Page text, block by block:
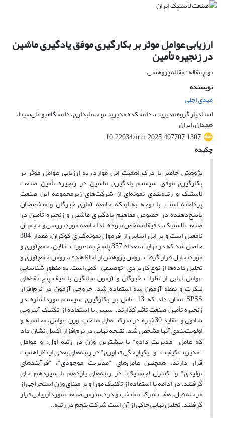
ارزیابی عوامل موثر بر بکارگیری موفق یادگیری ماشین
در زنجیره تأمین
نوع مقاله : مقاله پژوهشی
نویسنده
مهدی اجلی
استادیار گروه مدیریت، دانشکده مدیریت و حسابداری، دانشگاه بوعلی‌سینا،
همدان، ایران
10.22034/irm.2025.497707.1307
چکیده
پژوهش حاضر با درک اهمیت این موارد، به ارزیابی عوامل موثر بر
بکارگیری موفق سیستم یادگیری ماشین در زنجیره تأمین صنعت
لاستیک و رتبه‌بندی نمونه‌ای از شرکت‌های زیرمجموعه این صنعت
پرداخته است. با توجه به اینکه جامعه آماری خبرگان و متخصصان
پاسخ‌دهنده در خصوص مفاهیم یادگیری ماشین و زنجیره تأمین در
صنعت لاستیک، دقیقا مشخص نبوده، لذا جامعه موردبررسی و حجم آن
نامعین است و بر این اساس از فرمول نمونه‌گیری کوکران، مقدار 384
حاصل شد که در نهایت، تعداد 357 پاسخ به صورت آنلاین، جمع‌آوری و
موردتحلیل قرار گرفت. روش پژوهش از لحاظ هدف، روش جمع‌آوری و
تحلیل داده‌ها از نوع کاربردی- توصیفی- کمی است. به منظور شناسایی
عوامل نهایی از نظرات خبرگان و آزمون میانگین با طیف پنج نقطه‌ای
لیکرت و نقطه آزمون سه استفاده شد. خروجی آزمون در نرم‌افزار
SPSS نشان داد که 13 عامل بر بکارگیری سیستم مورداشاره در
زنجیره تأمین صنعت تأثیرگذارند. سپس با استفاده از تکنیک آنتروپی
شانون و عقاید 30خبره در شرکت‌های منتخب، وزن عوامل، محاسبه و
اولویت‌بندی آنها مشخص شد. نتیجه نهایی در نرم‌افزار اکسل نشان داد
که عامل "مدیریت داده" با بیشترین وزن در رتبه اول؛ و عوامل
"مدیریت کیفیت" و "یکپارچگی فناوری" در رتبه‌های بعدی از نظر اهمیت
قرار دارند. همچنین عامل‌های "مدیریت موجودی"، "فرآیندهای
تولیدی" و "کنترل لجستیک" در رتبه‌های یازدهم تا سیزدهم جای
گرفتند. در ادامه با استفاده از تکنیک مورا و بر مبنای وزن استخراجی از
مرحله قبل، هفت شرکت منتخب و دردسترس صنعت موردارزیابی قرار
گرفتند. تحلیل نهایی حاکی از آن است شرکت پنجم در رتبه..